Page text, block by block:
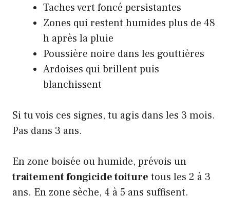
Taches vert foncé persistantes
Zones qui restent humides plus de 48
h après la pluie
Poussière noire dans les gouttières
Ardoises qui brillent puis
blanchissent
Si tu vois ces signes, tu agis dans les 3 mois.
Pas dans 3 ans.
En zone boisée ou humide, prévois un
traitement fongicide toiture tous les 2 à 3
ans. En zone sèche, 4 à 5 ans suffisent.